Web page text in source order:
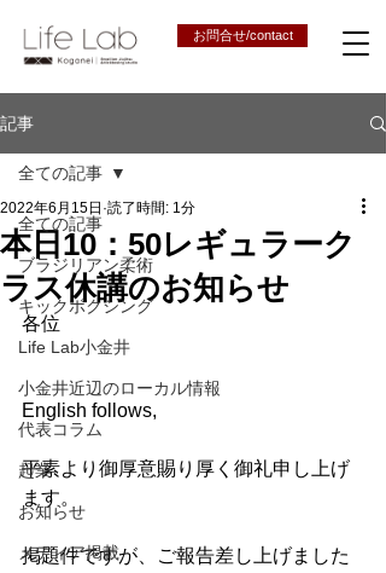
お問合せ/contact
記事
全ての記事
ブラジリアン柔術
キックボクシング
Life Lab小金井
小金井近辺のローカル情報
代表コラム
起業
お知らせ
メディア掲載
全ての記事
本日10：50レギュラーク
ラス休講のお知らせ
2022年6月15日 読了時間: 1分
各位
English follows,
平素より御厚意賜り厚く御礼申し上げ
ます。
掲題件ですが、ご報告差し上げました